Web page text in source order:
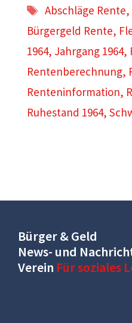
Schlagwörter
Abschläge Rente,
Bürgergeld Rente,
1964, Jahrgang 1964,
Rentenberechnung,
Renteninformation,
Ruhestand 1964,
Bürger & Geld
News- und
Verein Für soziales